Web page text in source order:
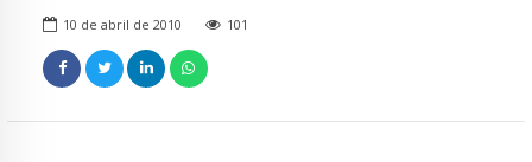
10 de abril de 2010 101